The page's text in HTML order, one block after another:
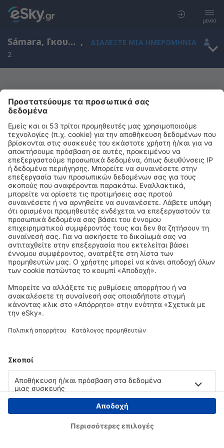
μενού
Sámara, Γκουανακάστε, Κόστα Ρίκα ,
ΔΙΑΛΈΞΤΕ ΜΙΑ ΗΜΕΡΟΜΗΝΊΑ
2
Μας συγχωρείτε, δεν υπάρχουν
αποτελέσματα για την αναζήτησή σας
Προσπαθήστε να κάνετε αναζήτηση με διαφορετικά κριτήρια
Copyright © eSky.gr. Με την επιφύλαξη παντός νομίμου δικαιώματος.